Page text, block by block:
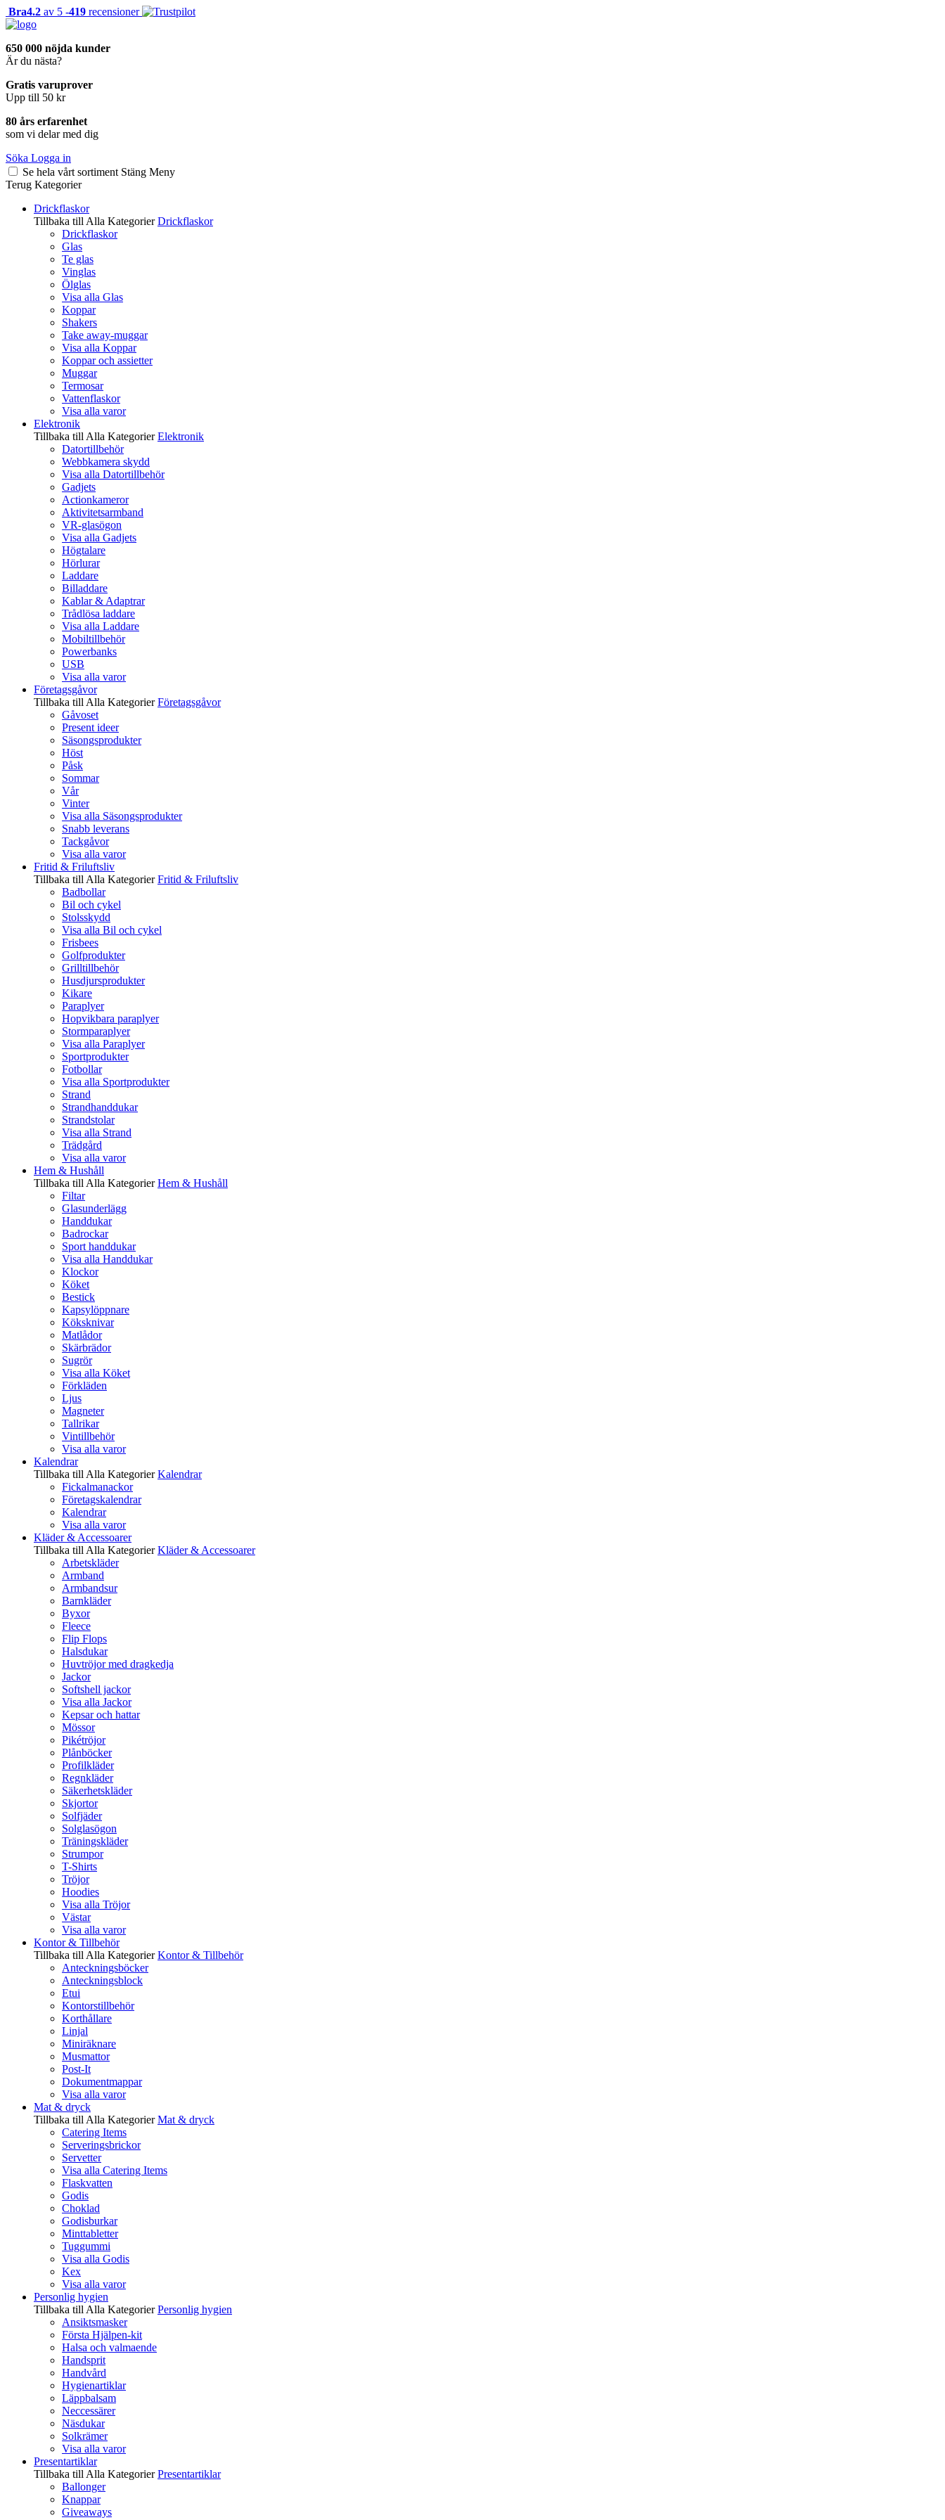
Bra4.2 av 5 -419 recensioner
650 000 nöjda kunder
Är du nästa?
Gratis varuprover
Upp till 50 kr
80 års erfarenhet
som vi delar med dig
Söka Logga in
Se hela vårt sortiment Stäng Meny
Terug Kategorier
Drickflaskor
Tillbaka till Alla Kategorier Drickflaskor
Drickflaskor
Glas
Te glas
Vinglas
Ölglas
Visa alla Glas
Koppar
Shakers
Take away-muggar
Visa alla Koppar
Koppar och assietter
Muggar
Termosar
Vattenflaskor
Visa alla varor
Elektronik
Tillbaka till Alla Kategorier Elektronik
Datortillbehör
Webbkamera skydd
Visa alla Datortillbehör
Gadjets
Actionkameror
Aktivitetsarmband
VR-glasögon
Visa alla Gadjets
Högtalare
Hörlurar
Laddare
Billaddare
Kablar & Adaptrar
Trådlösa laddare
Visa alla Laddare
Mobiltillbehör
Powerbanks
USB
Visa alla varor
Företagsgåvor
Tillbaka till Alla Kategorier Företagsgåvor
Gåvoset
Present ideer
Säsongsprodukter
Höst
Påsk
Sommar
Vår
Vinter
Visa alla Säsongsprodukter
Snabb leverans
Tackgåvor
Visa alla varor
Fritid & Friluftsliv
Tillbaka till Alla Kategorier Fritid & Friluftsliv
Badbollar
Bil och cykel
Stolsskydd
Visa alla Bil och cykel
Frisbees
Golfprodukter
Grilltillbehör
Husdjursprodukter
Kikare
Paraplyer
Hopvikbara paraplyer
Stormparaplyer
Visa alla Paraplyer
Sportprodukter
Fotbollar
Visa alla Sportprodukter
Strand
Strandhanddukar
Strandstolar
Visa alla Strand
Trädgård
Visa alla varor
Hem & Hushåll
Tillbaka till Alla Kategorier Hem & Hushåll
Filtar
Glasunderlägg
Handdukar
Badrockar
Sport handdukar
Visa alla Handdukar
Klockor
Köket
Bestick
Kapsylöppnare
Köksknivar
Matlådor
Skärbrädor
Sugrör
Visa alla Köket
Förkläden
Ljus
Magneter
Tallrikar
Vintillbehör
Visa alla varor
Kalendrar
Tillbaka till Alla Kategorier Kalendrar
Fickalmanackor
Företagskalendrar
Kalendrar
Visa alla varor
Kläder & Accessoarer
Tillbaka till Alla Kategorier Kläder & Accessoarer
Arbetskläder
Armband
Armbandsur
Barnkläder
Byxor
Fleece
Flip Flops
Halsdukar
Huvtröjor med dragkedja
Jackor
Softshell jackor
Visa alla Jackor
Kepsar och hattar
Mössor
Pikétröjor
Plånböcker
Profilkläder
Regnkläder
Säkerhetskläder
Skjortor
Solfjäder
Solglasögon
Träningskläder
Strumpor
T-Shirts
Tröjor
Hoodies
Visa alla Tröjor
Västar
Visa alla varor
Kontor & Tillbehör
Tillbaka till Alla Kategorier Kontor & Tillbehör
Anteckningsböcker
Anteckningsblock
Etui
Kontorstillbehör
Korthållare
Linjal
Miniräknare
Musmattor
Post-It
Dokumentmappar
Visa alla varor
Mat & dryck
Tillbaka till Alla Kategorier Mat & dryck
Catering Items
Serveringsbrickor
Servetter
Visa alla Catering Items
Flaskvatten
Godis
Choklad
Godisburkar
Minttabletter
Tuggummi
Visa alla Godis
Kex
Visa alla varor
Personlig hygien
Tillbaka till Alla Kategorier Personlig hygien
Ansiktsmasker
Första Hjälpen-kit
Halsa och valmaende
Handsprit
Handvård
Hygienartiklar
Läppbalsam
Neccessärer
Näsdukar
Solkrämer
Visa alla varor
Presentartiklar
Tillbaka till Alla Kategorier Presentartiklar
Ballonger
Knappar
Giveaways